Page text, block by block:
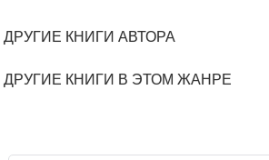
ДРУГИЕ КНИГИ АВТОРА
ДРУГИЕ КНИГИ В ЭТОМ ЖАНРЕ